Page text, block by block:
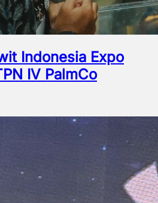
Indonesia Expo
IV PalmCo